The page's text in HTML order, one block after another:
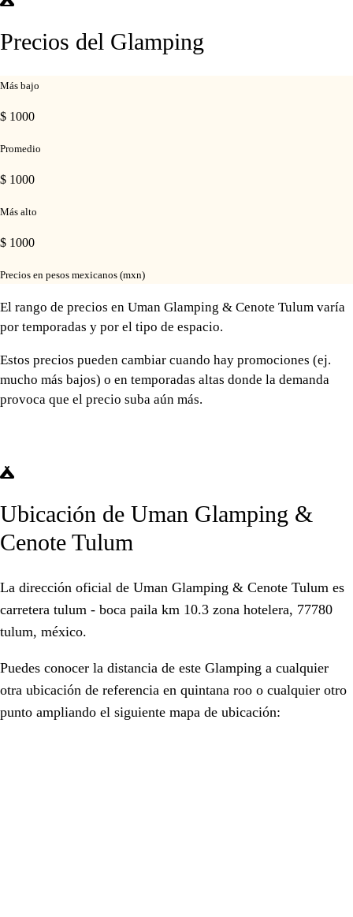
Precios del Glamping
Más bajo
$ 1000
Promedio
$ 1000
Más alto
$ 1000
Precios en pesos mexicanos (mxn)
El rango de precios en Uman Glamping & Cenote Tulum varía
por temporadas y por el tipo de espacio.
Estos precios pueden cambiar cuando hay promociones (ej.
mucho más bajos) o en temporadas altas donde la demanda
provoca que el precio suba aún más.
Ubicación de Uman Glamping &
Cenote Tulum
La dirección oficial de Uman Glamping & Cenote Tulum es
carretera tulum - boca paila km 10.3 zona hotelera, 77780
tulum, méxico.
Puedes conocer la distancia de este Glamping a cualquier
otra ubicación de referencia en quintana roo o cualquier otro
punto ampliando el siguiente mapa de ubicación: